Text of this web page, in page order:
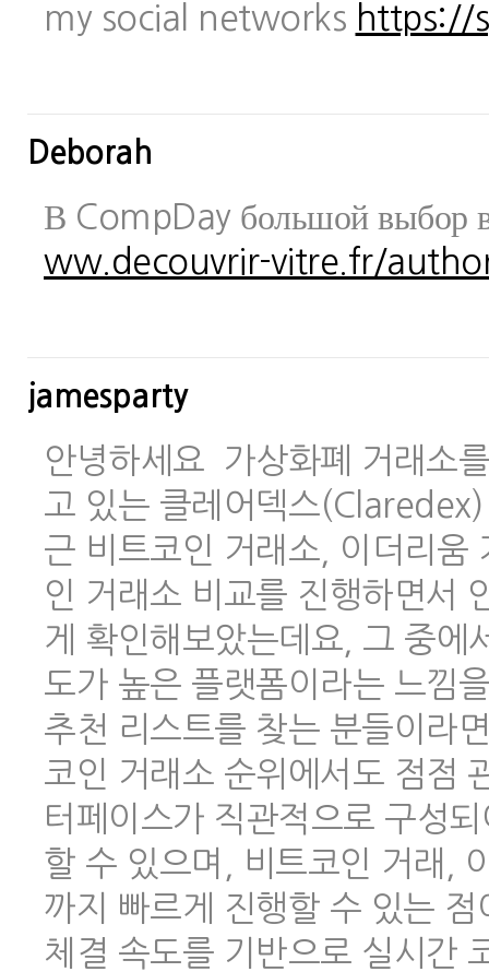
my social networks https://
Deborah
В CompDay большой выбор
ww.decouvrir-vitre.fr/
jamesparty
안녕하세요 가상화폐 거래소
고 있는 클레어덱스
근 비트코인 거래소, 이더리움
인 거래소 비교를 진행하면서
게 확인해보았는데요, 그 중에
도가 높은 플랫폼이라는 느낌
추천 리스트를 찾는 분들이라
코인 거래소 순위에서도 점점
터페이스가 직관적으로 구성
할 수 있으며, 비트코인 거래,
까지 빠르게 진행할 수 있는
체결 속도를 기반으로 실시간